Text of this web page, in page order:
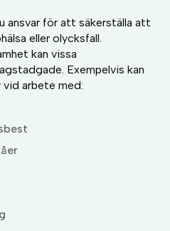
ansvar för att säkerställa att
eller olycksfall.
kan vissa
Exempelvis kan
vid arbete med: